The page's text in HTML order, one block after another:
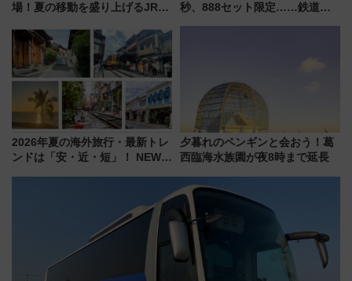
場！夏の移動を盛り上げるJR九
月7日限定 ソフトバンクホーク
スとコラボ
秒、888セット限定……鉄道各
2026年夏の海外旅行・最新トレ
ンドは「安・近・短」！ NEWT
夕暮れのペンギンと会おう！葛
西臨海水族園が夜8時まで延長